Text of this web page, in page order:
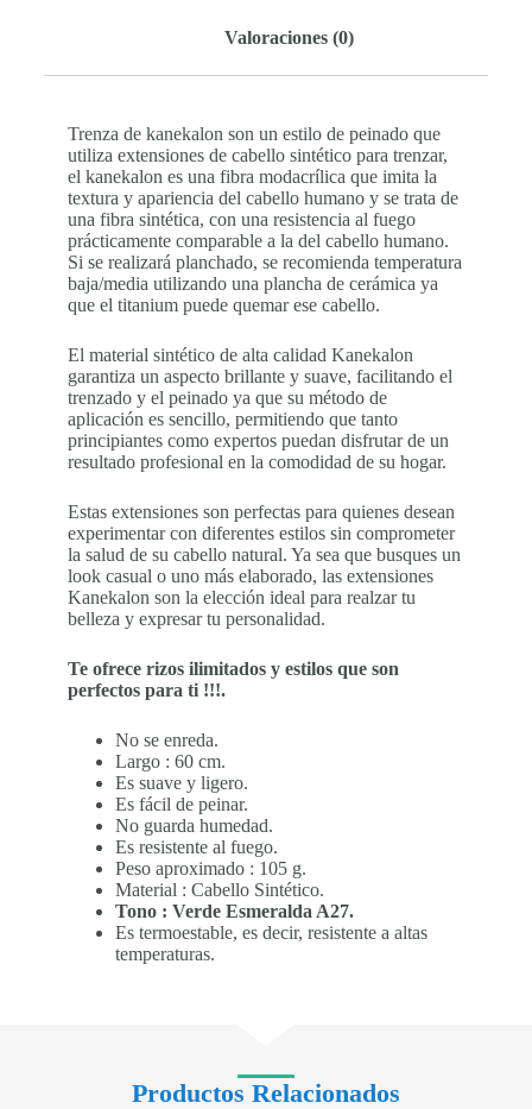
Valoraciones (0)
Trenza de kanekalon son un estilo de peinado que
utiliza extensiones de cabello sintético para trenzar,
el kanekalon es una fibra modacrílica que imita la
textura y apariencia del cabello humano y se trata de
una fibra sintética, con una resistencia al fuego
prácticamente comparable a la del cabello humano.
Si se realizará planchado, se recomienda temperatura
baja/media utilizando una plancha de cerámica ya
que el titanium puede quemar ese cabello.
El material sintético de alta calidad Kanekalon
garantiza un aspecto brillante y suave, facilitando el
trenzado y el peinado ya que su método de
aplicación es sencillo, permitiendo que tanto
principiantes como expertos puedan disfrutar de un
resultado profesional en la comodidad de su hogar.
Estas extensiones son perfectas para quienes desean
experimentar con diferentes estilos sin comprometer
la salud de su cabello natural. Ya sea que busques un
look casual o uno más elaborado, las extensiones
Kanekalon son la elección ideal para realzar tu
belleza y expresar tu personalidad.
Te ofrece rizos ilimitados y estilos que son
perfectos para ti !!!.
No se enreda.
Largo : 60 cm.
Es suave y ligero.
Es fácil de peinar.
No guarda humedad.
Es resistente al fuego.
Peso aproximado : 105 g.
Material : Cabello Sintético.
Tono : Verde Esmeralda A27.
Es termoestable, es decir, resistente a altas
temperaturas.
Productos Relacionados